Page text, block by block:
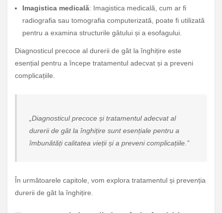
Imagistica medicală: Imagistica medicală, cum ar fi
radiografia sau tomografia computerizată, poate fi utilizată
pentru a examina structurile gâtului și a esofagului.
Diagnosticul precoce al durerii de gât la înghițire este
esențial pentru a începe tratamentul adecvat și a preveni
complicațiile.
„Diagnosticul precoce și tratamentul adecvat al
durerii de gât la înghițire sunt esențiale pentru a
îmbunătăți calitatea vieții și a preveni complicațiile.”
În următoarele capitole, vom explora tratamentul și prevenția
durerii de gât la înghițire.